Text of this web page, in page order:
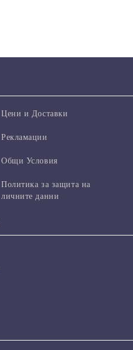
Цени и Доставки
Рекламации
Общи Условия
Политика за защита на
личните данни